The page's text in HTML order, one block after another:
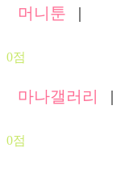
머니툰 |
0점
마나갤러리 |
0점